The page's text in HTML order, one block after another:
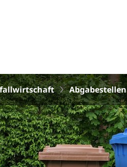
Abgabestellen